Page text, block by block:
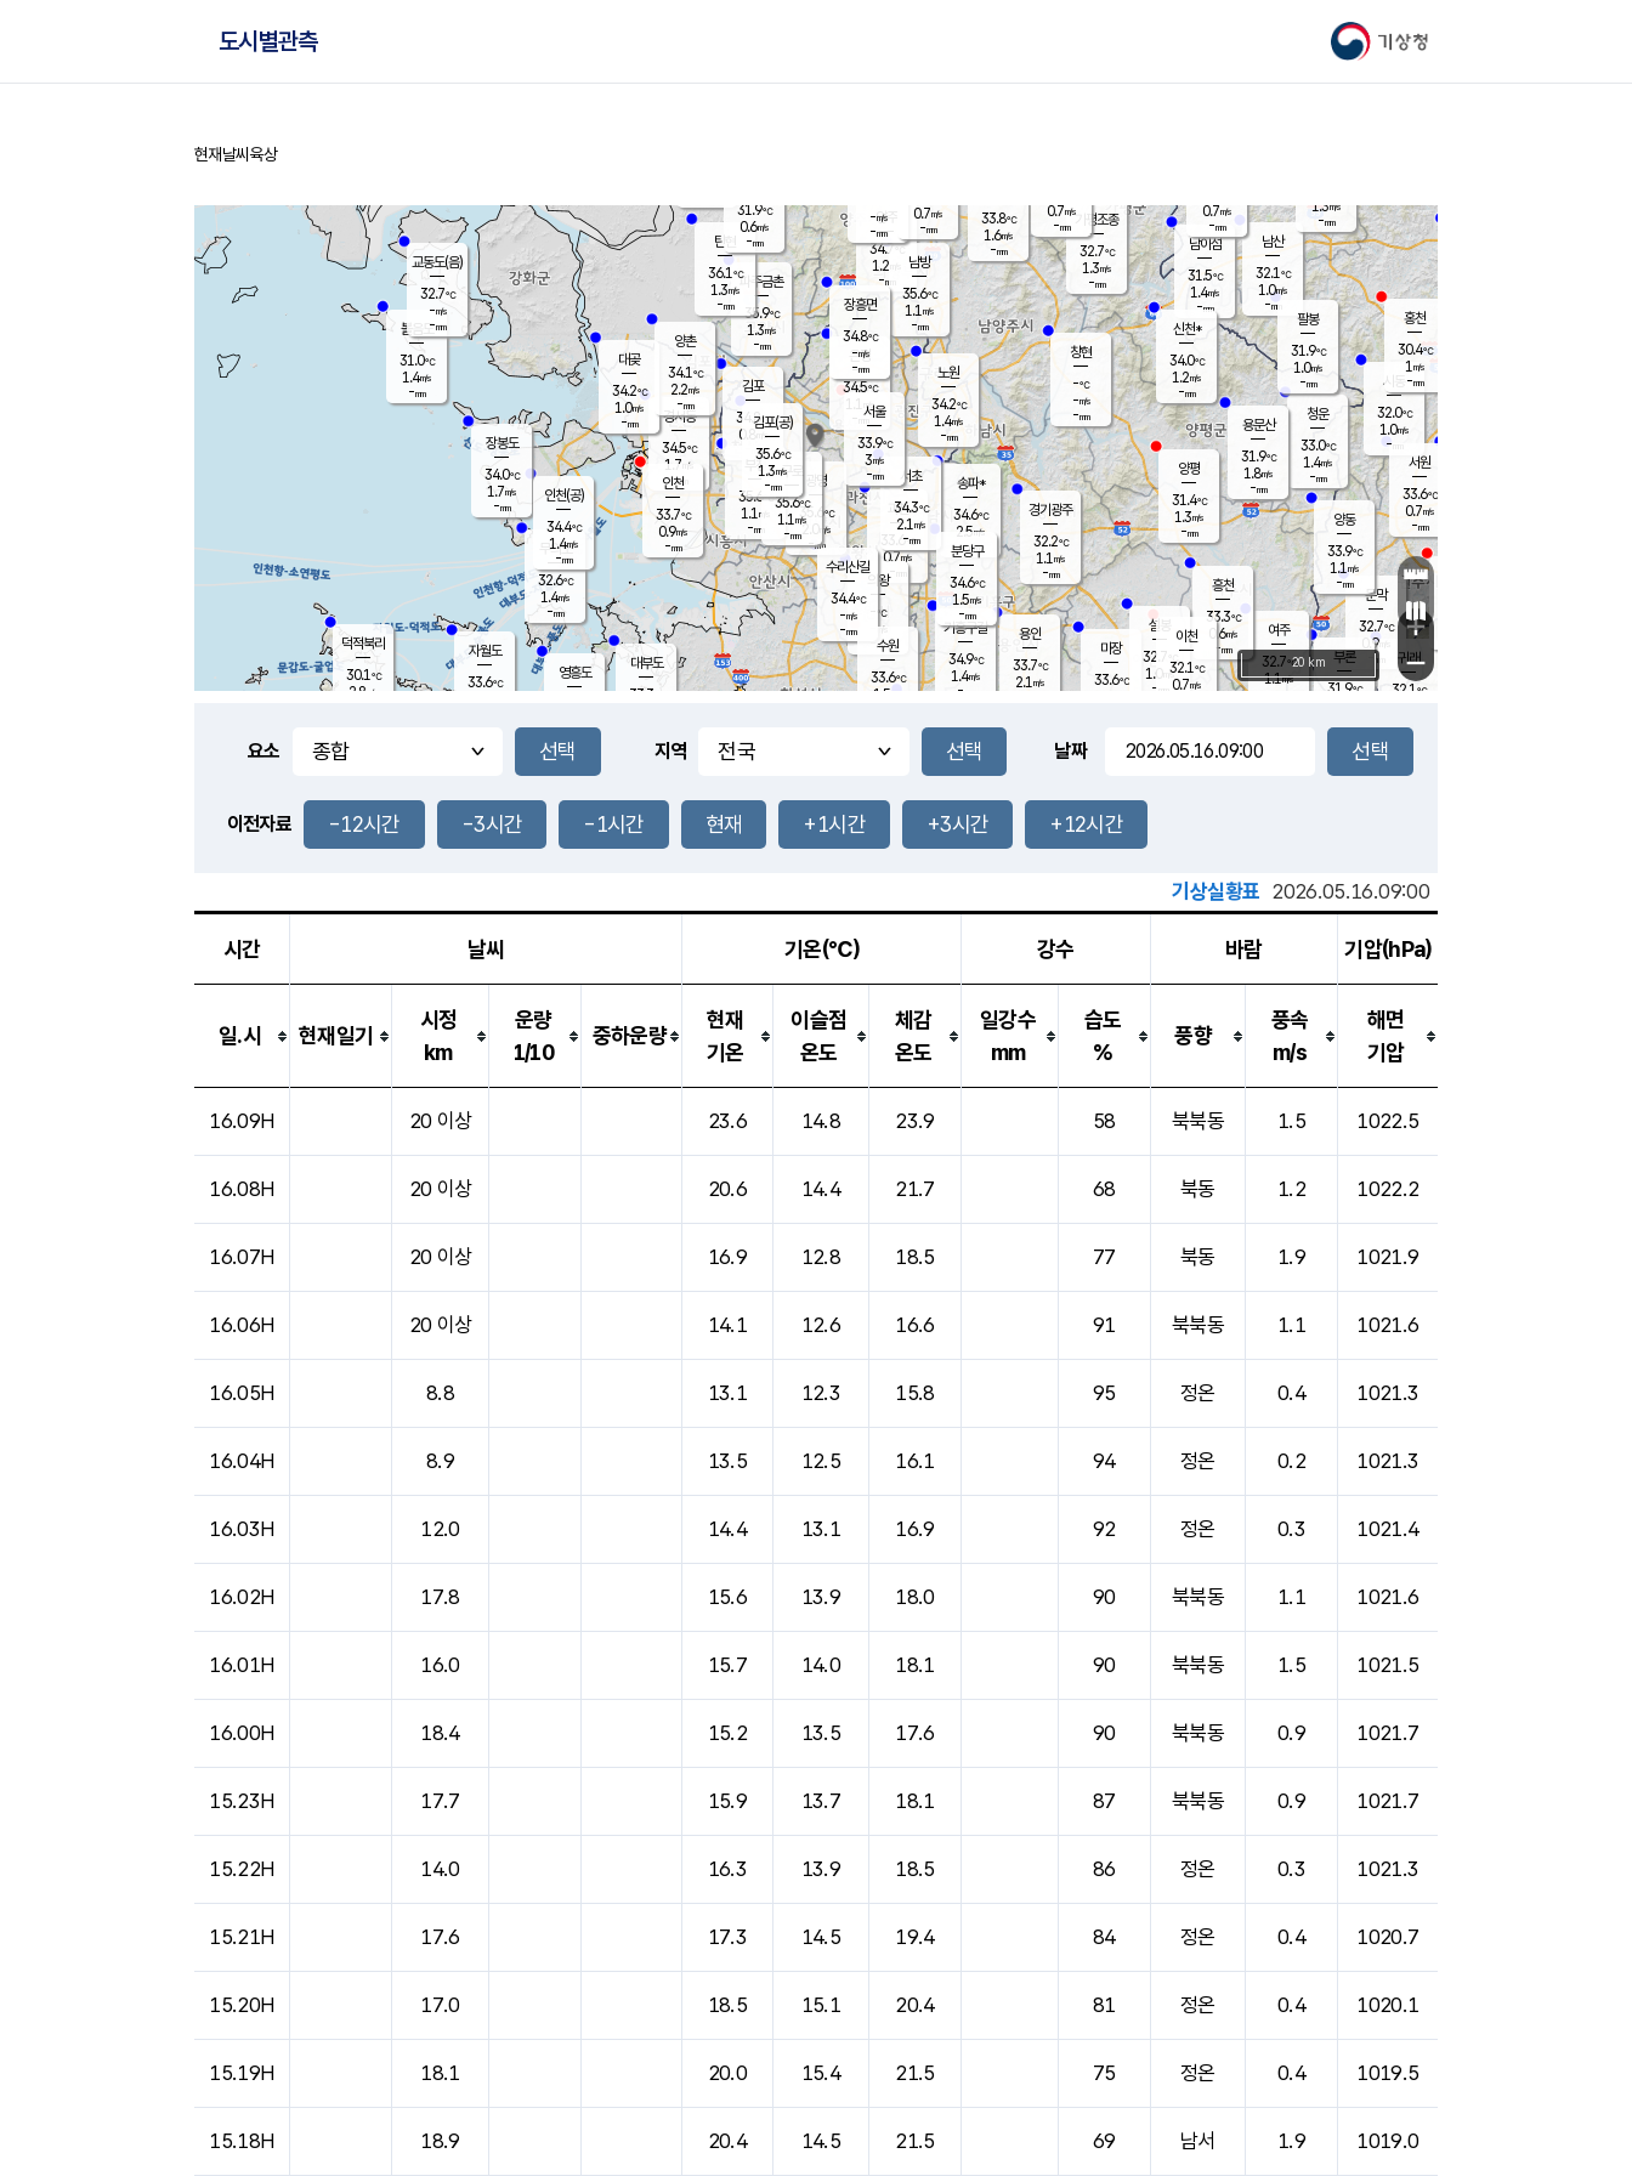
기상청
도시별관측
홈
현재날씨 육상
풍도
1.7m/s
문막
32.7℃
0.9m/s
mm
남이섬
31.5℃
1.4m/s
-mm
무의도
32.6℃
1.4m/s
-mm
영흥도
볼음도
31.0℃
1.4m/s
-mm
자월도
33.6℃
양주
34.7℃
1.2
-mm
부론
31.9℃
과천
33.6℃
0.7m/s
- mm
남산
32.1℃
1.0m/s
-mm
장봉도
34.0℃
1.7m/s
-mm
-mm
청운
33.0℃
1.4m/s
-mm
팔봉
31.9℃
1.0m/s
-mm
-mm
용인
33.7℃
2.1 m/s
여주
32.7℃
1.1m/s
양동
33.9℃
1.1m/s
-mm
경기광주
32.2℃
1.1 m/s
-mm
장호원
0.7m/s
-mm
32.8
℃
대부도
33.3
-
경서동
34.5℃
1.7 m/s
-mm
파주금촌
35.9℃
1.3m/s
-mm
가평조종
32.7℃
1.3m/s
-mm
33.8℃
1.6m/s
-mm
대곶
34.2℃
1.0m/s
-mm
신천*
34.0℃
1.2m/s
-mm
창현
-℃
-m/s
-mm
탄현
36.1℃
1.3m/s
-mm
0.7m/s
-mm
- ℃
- m/s
-mm
흥천
33.3℃
0.6m/s
-mm
마장
33.6℃
의왕
- ℃
m/s
mm
김포
34.8℃
0.8 m/s
mm
설봉
32.7
1.0 m/s
- mm
광명
35.6 ℃
2.0 m/s
-mm
부천
35.6℃
1.1 m/s
-mm
-mm
양촌
34.1℃
2.2m/s
-mm
구로
35.6℃
1.1 m/s
-mm
은평
34.5℃
m/s
- mm
노원
34.2℃
1.4m/s
-mm
송파*
34.6℃
2.5m/s
-mm
서초
34.3℃
2.1 m/s
-mm
남방
35.6℃
1.1 m/s
-mm
기흥구갈
34.9℃
1.4m/s
-
수리산길
34.4℃
-m/s
-mm
분당구
34.6℃
1.5m/s
-mm
장흥면
34.8℃
-m/s
-mm
-m/s
-mm
시동
32.0℃
1.0m/s
- mm
귀래
32.1 ℃
서원
33.6℃
0.7m/s
-mm
용문산
31.9℃
1.8m/s
-mm
덕적북리
30.1℃
2.8 m/s
인천(공)
34.4℃
1.4m/s
-mm
김포(공)
35.6℃
1.3m/s
-mm
교동도(음)
32.7℃
-m/s
-mm
홍천
30.4℃
1 m/s
-mm
이천
32.1℃
0.7m/s
양평
31.4℃
1.3m/s
-mm
수원
33.6℃
1.5 m/s
인천
33.7℃
0.9m/s
-mm
서울
33.9℃
3m/s
-mm
1.3m/s
-mm
31.9℃
0.6m/s
-mm
0.7m/s
-mm
+
−
20 km
요소 지역 날짜
이전자료 -12시간 -3시간 -1시간 현재 +1시간 +3시간 +12시간
기상실황표 2026.05.16.09:00
시간 날씨 기온(℃) 강수 바람 기압(hPa)
일.시 현재일기
시정
km
운량
1/10
중하운량
현재
기온
이슬점
온도
체감
온도
일강수
mm
습도
%
풍향
풍속
m/s
해면
기압
16.09H 20 이상 23.6 14.8 23.9 58 북북동 1.5 1022.5
16.08H 20 이상 20.6 14.4 21.7 68 북동 1.2 1022.2
16.07H 20 이상 16.9 12.8 18.5 77 북동 1.9 1021.9
16.06H 20 이상 14.1 12.6 16.6 91 북북동 1.1 1021.6
16.05H 8.8 13.1 12.3 15.8 95 정온 0.4 1021.3
16.04H 8.9 13.5 12.5 16.1 94 정온 0.2 1021.3
16.03H 12.0 14.4 13.1 16.9 92 정온 0.3 1021.4
16.02H 17.8 15.6 13.9 18.0 90 북북동 1.1 1021.6
16.01H 16.0 15.7 14.0 18.1 90 북북동 1.5 1021.5
16.00H 18.4 15.2 13.5 17.6 90 북북동 0.9 1021.7
15.23H 17.7 15.9 13.7 18.1 87 북북동 0.9 1021.7
15.22H 14.0 16.3 13.9 18.5 86 정온 0.3 1021.3
15.21H 17.6 17.3 14.5 19.4 84 정온 0.4 1020.7
15.20H 17.0 18.5 15.1 20.4 81 정온 0.4 1020.1
15.19H 18.1 20.0 15.4 21.5 75 정온 0.4 1019.5
15.18H 18.9 20.4 14.5 21.5 69 남서 1.9 1019.0